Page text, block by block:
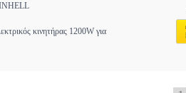
κινητήρας 1200W για